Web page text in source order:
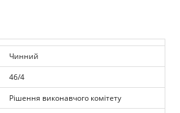
Прозорість влади
Документи
Чинний
46/4
Рішення виконавчого комітету